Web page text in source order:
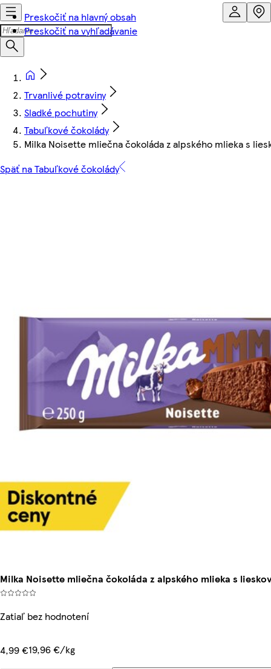
Preskočiť na hlavný obsah
Preskočiť na vyhľadávanie
Trvanlivé potraviny
Sladké pochutiny
Tabuľkové čokolády
Milka Noisette mliečna čokoláda z alpského mlieka s
Späť na Tabuľkové čokolády
Milka Noisette mliečna čokoláda z alpského mlieka s
Zatiaľ bez hodnotení
4,99 €19,96 €/kg